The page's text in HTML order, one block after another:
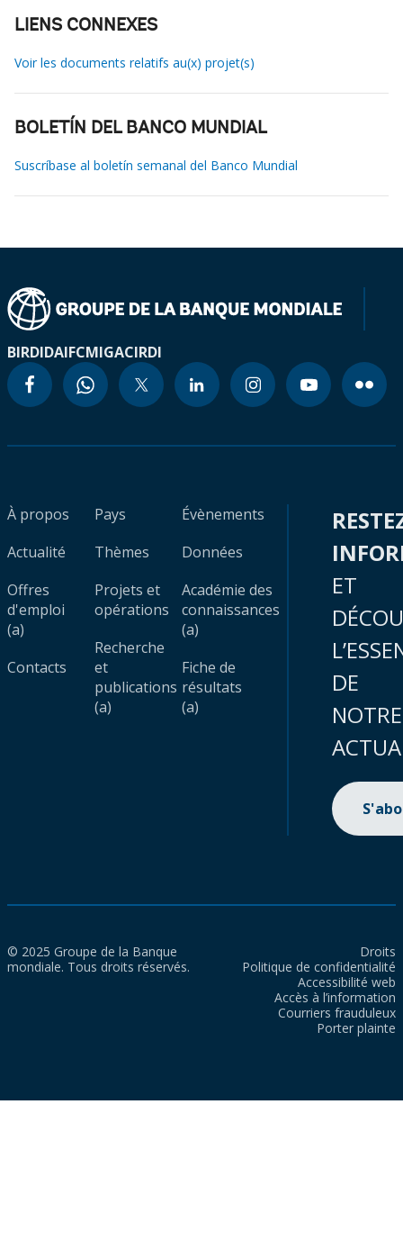
LIENS CONNEXES
Voir les documents relatifs au(x) projet(s)
BOLETÍN DEL BANCO MUNDIAL
Suscríbase al boletín semanal del Banco Mundial
BIRDIDAIFCMIGACIRDI
À propos
Actualité
Offres
d'emploi
(a)
Contacts
Pays
Thèmes
Projets et
opérations
Recherche
et
publications
(a)
Évènements
Données
Académie des
connaissances
(a)
Fiche de
résultats
(a)
ET
DE
NOTRE
© 2025 Groupe de la Banque
mondiale. Tous droits réservés.
Droits
Politique de confidentialité
Accessibilité web
Accès à l’information
Courriers frauduleux
Porter plainte